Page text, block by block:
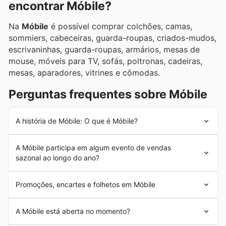
encontrar Móbile?
Na Móbile é possível comprar colchões, camas,
sommiers, cabeceiras, guarda-roupas, criados-mudos,
escrivaninhas, guarda-roupas, armários, mesas de
mouse, móveis para TV, sofás, poltronas, cadeiras,
mesas, aparadores, vitrines e cômodas.
Perguntas frequentes sobre Móbile
A história de Móbile: O que é Móbile?
de Minas Gerais. Desde o início, foi concebida sob um
conceito que buscava oferecer móveis de alta
qualidade a preços acessíveis para a classe média
mineira. Em poucos anos, conseguiu abrir uma segunda
A Móbile participa em algum evento de vendas
sazonal ao longo do ano?
principaispromoções de varejoefolhetos de ofertas
semanaisao longo do ano. Nosso site é a sua
ferramenta essencial para ficar por dentro de todas as
Promoções, encartes e folhetos em Móbile
estado de Minas Gerais. Em suas lojas, você pode
A Móbile está aberta no momento?